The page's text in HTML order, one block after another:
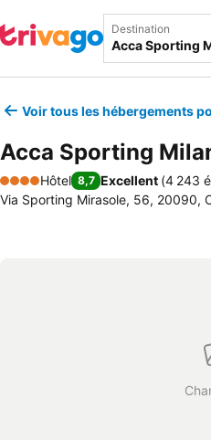
Destination
Voir tous les hébergements
Acca Sporting
4 Étoiles
Hôtel 8,7 Excellent (4 243
Via Sporting Mirasole, 56, 20090,